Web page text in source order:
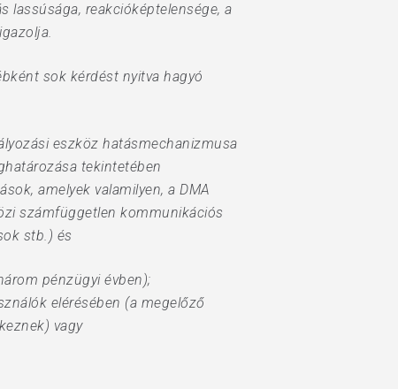
lassúsága, reakcióképtelensége, a
sok kérdést nyitva hagyó
eszköz hatásmechanizmusa
tekintetében
amelyek valamilyen, a DMA
számfüggetlen kommunikációs
stb.) és
pénzügyi évben);
elérésében (a megelőző
vagy